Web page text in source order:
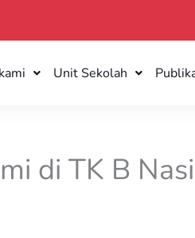
Unit Sekolah
di TK B